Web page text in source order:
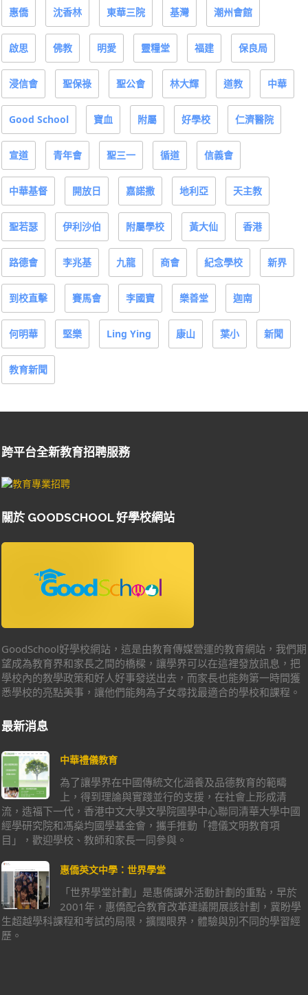
惠僑 沈香林 東華三院 基灣 潮州會館
啟思 佛教 明愛 靈糧堂 福建 保良局
浸信會 聖保祿 聖公會 林大輝 道教 中華
Good School 寶血 附屬 好學校 仁濟醫院
宣道 青年會 聖三一 循道 信義會
中華基督 開放日 嘉諾撒 地利亞 天主教
聖若瑟 伊利沙伯 附屬學校 黃大仙 香港
路德會 李兆基 九龍 商會 紀念學校 新界
到校直擊 賽馬會 李國寶 樂善堂 迦南
何明華 堅樂 Ling Ying 康山 葉小 新聞
教育新聞
跨平台全新教育招聘服務
關於 GOODSCHOOL 好學校網站
GoodSchool好學校網站，這是由教育傳媒營運的教育網站，我們期
望成為教育界和家長之間的橋樑，讓學界可以在這裡發放訊息，把
學校內的教學政策和好人好事發送出去，而家長也能夠第一時間獲
悉學校的亮點美事，讓他們能夠為子女尋找最適合的學校和課程。
最新消息
中華禮儀教育
為了讓學界在中國傳統文化涵養及品德教育的範疇
上，得到理論與實踐並行的支援，在社會上形成清
流，造福下一代，香港中文大學文學院國學中心聯同清華大學中國
經學研究院和馮燊均國學基金會，攜手推動「禮儀文明教育項
目」，歡迎學校、教師和家長一同參與。
惠僑英文中學：世界學堂
「世界學堂計劃」是惠僑課外活動計劃的重點，早於
2001年，惠僑配合教育改革建議開展該計劃，冀盼學
生超越學科課程和考試的局限，擴闊眼界，體驗與別不同的學習經
歷。